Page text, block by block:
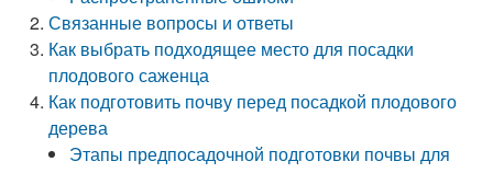
Связанные вопросы и ответы
Как выбрать подходящее место для посадки
плодового саженца
Как подготовить почву перед посадкой плодового
дерева
Этапы предпосадочной подготовки почвы для